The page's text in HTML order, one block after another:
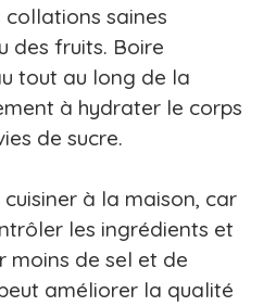
saines
des fruits. Boire
tout au long de la
à hydrater le corps
de sucre.
à la maison, car
les ingrédients et
moins de sel et de
améliorer la qualité